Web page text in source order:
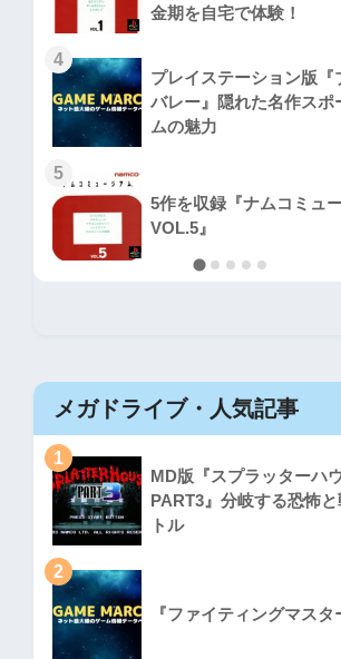
金期を自宅で体験！
4
プレイステーション版『
バレー』隠れた名作スポ
ムの魅力
5
5作を収録『ナムコミュ
VOL.5』
メガドライブ・人気記事
1
MD版『スプラッターハ
PART3』分岐する恐怖
トル
2
『ファイティングマスタ